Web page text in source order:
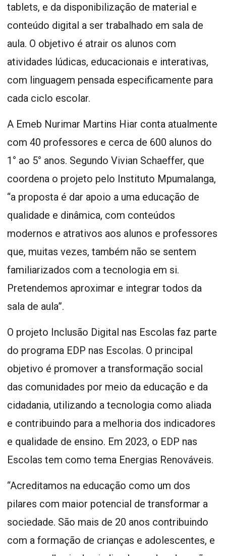
tablets, e da disponibilização de material e
conteúdo digital a ser trabalhado em sala de
aula. O objetivo é atrair os alunos com
atividades lúdicas, educacionais e interativas,
com linguagem pensada especificamente para
cada ciclo escolar.
A Emeb Nurimar Martins Hiar conta atualmente
com 40 professores e cerca de 600 alunos do
1° ao 5° anos. Segundo Vivian Schaeffer, que
coordena o projeto pelo Instituto Mpumalanga,
“a proposta é dar apoio a uma educação de
qualidade e dinâmica, com conteúdos
modernos e atrativos aos alunos e professores
que, muitas vezes, também não se sentem
familiarizados com a tecnologia em si.
Pretendemos aproximar e integrar todos da
sala de aula”.
O projeto Inclusão Digital nas Escolas faz parte
do programa EDP nas Escolas. O principal
objetivo é promover a transformação social
das comunidades por meio da educação e da
cidadania, utilizando a tecnologia como aliada
e contribuindo para a melhoria dos indicadores
e qualidade de ensino. Em 2023, o EDP nas
Escolas tem como tema Energias Renováveis.
“Acreditamos na educação como um dos
pilares com maior potencial de transformar a
sociedade. São mais de 20 anos contribuindo
com a formação de crianças e adolescentes, e